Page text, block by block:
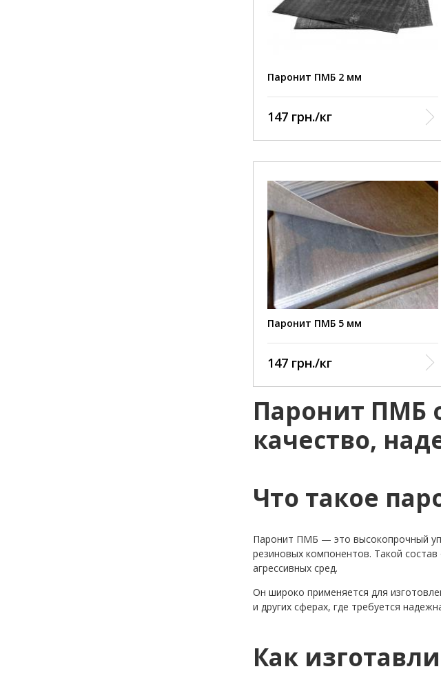
Паронит ПМБ 2 мм
147 грн./кг
Паронит ПМБ 5 мм
Тяжёлые и лёгкие нефтепродукты,
масляные фракции, расплав воска,
Р, МПа 3,0
Тяжёлые и лёгкие нефтепродукты,
масляные фракции, расплав воска,
t, ˚C 300
Сжиженные и газообразные
углеводороды С1-С5, Р, МПа 2,0
Рассолы, Р, МПа 10
Коксовый газ, Р, МПа 6,4
Коксовый газ, t, ˚C 490
Газообразный кислород и азот, Р,
МПа 5,0
МПа 5-16
147 грн./кг
Паронит ПМБ
качество,
Что такое
Паронит ПМБ — это высокопрочный
резиновых компонентов. Такой
агрессивных сред.
Он широко применяется для
и других сферах, где требуется
Как